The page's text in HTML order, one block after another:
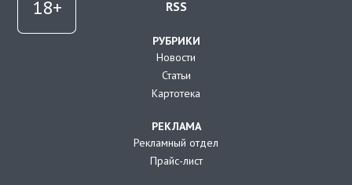
RSS
РУБРИКИ
Новости
Статьи
Картотека
РЕКЛАМА
Рекламный отдел
Прайс-лист